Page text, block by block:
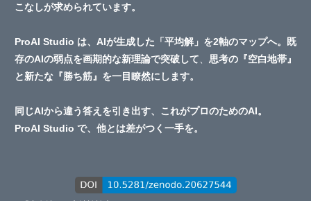
こなしが求められています。
ProAI Studio は、AIが生成した「平均解」を2軸のマップへ。既
存のAIの弱点を画期的な新理論で突破して
思考の 『空白地帯』
と新たな『勝ち筋』を一目瞭然にします。
同じAIから違う答えを引き出す、これがプロのためのAI。
ProAI Studio で、他とは差がつく一手を。